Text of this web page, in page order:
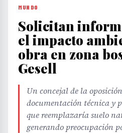
MUNDO
Solicitan
el impacto
obra en zona
Gesell
Un concejal de la
documentación técnica y
que reemplazaría suelo
generando preocupación